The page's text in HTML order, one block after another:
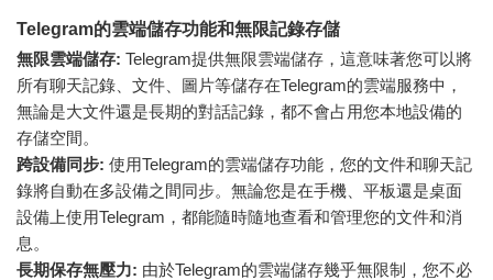
Telegram的雲端儲存功能和無限記錄存儲
無限雲端儲存: Telegram提供無限雲端儲存，這意味著您可以將
所有聊天記錄、文件、圖片等儲存在Telegram的雲端服務中，
無論是大文件還是長期的對話記錄，都不會占用您本地設備的
存儲空間。
跨設備同步: 使用Telegram的雲端儲存功能，您的文件和聊天記
錄將自動在多設備之間同步。無論您是在手機、平板還是桌面
設備上使用Telegram，都能隨時隨地查看和管理您的文件和消
息。
長期保存無壓力: 由於Telegram的雲端儲存幾乎無限制，您不必